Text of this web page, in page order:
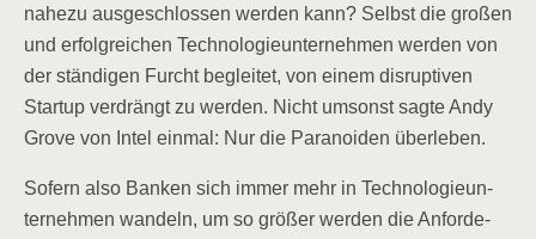
nahe­zu aus­ge­schlos­sen wer­den kann? Selbst die gro­ßen
und erfolg­rei­chen Tech­no­lo­gie­un­ter­neh­men wer­den von
der stän­di­gen Furcht beglei­tet, von einem dis­rup­ti­ven
Start­up ver­drängt zu wer­den. Nicht umsonst sag­te Andy
Gro­ve von Intel ein­mal: Nur die Para­no­iden überleben.
Sofern also Ban­ken sich immer mehr in Tech­no­lo­gie­un­
ter­neh­men wan­deln, um so grö­ßer wer­den die Anfor­de­